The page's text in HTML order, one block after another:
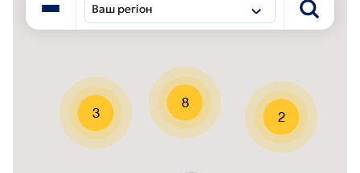
Ваш регіон
8
2
3